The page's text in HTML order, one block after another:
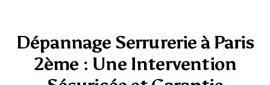
Dépannage Serrurerie à Paris
2ème : Une Intervention